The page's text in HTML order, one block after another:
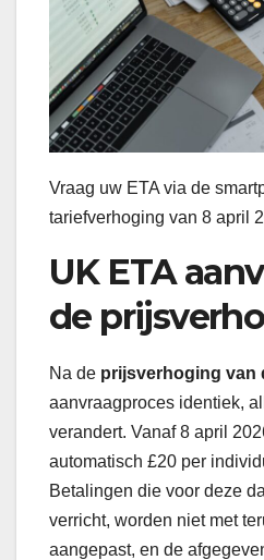
Vraag uw ETA via de
tariefverhoging van 8 april
UK ETA
de
Na de prijsverhoging van
aanvraagproces identiek,
verandert. Vanaf 8 april
automatisch £20 per
Betalingen die voor deze
verricht, worden niet met
aangepast, en de